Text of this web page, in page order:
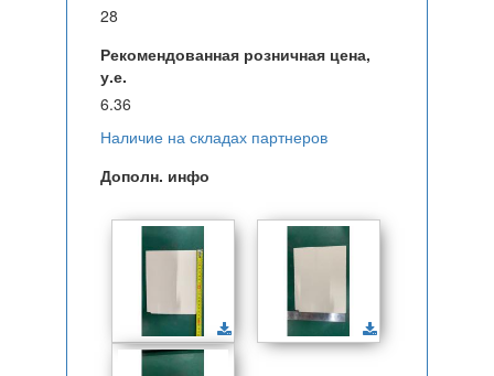
28
Рекомендованная розничная цена,
у.е.
6.36
Наличие на складах партнеров
Дополн. инфо